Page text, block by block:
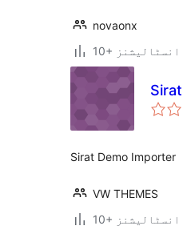
novaonx
انسٹالیشنز
Sirat Demo Importer
VW THEMES
انسٹالیشنز